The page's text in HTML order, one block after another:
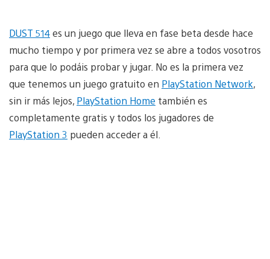
DUST 514es un juego que lleva en fase beta desde hace
mucho tiempo y por primera vez se abre a todos vosotros
para que lo podáis probar y jugar. No es la primera vez
que tenemos un juego gratuito en PlayStation Network,
sin ir más lejos, PlayStation Home también es
completamente gratis y todos los jugadores de
PlayStation 3 pueden acceder a él.